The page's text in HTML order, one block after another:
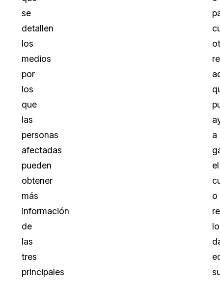
se
detallen
los
medios
por
los
que
las
personas
afectadas
pueden
obtener
más
información
de
las
tres
principales
a
el
o